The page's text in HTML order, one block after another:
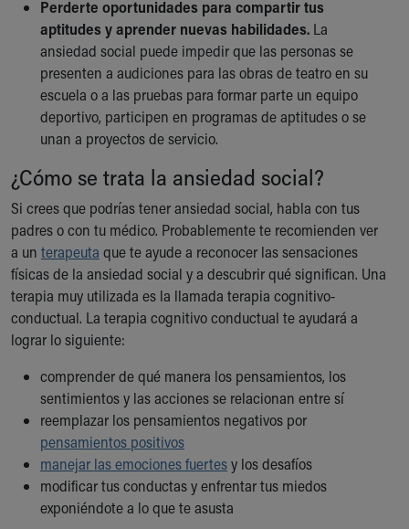
Perderte oportunidades para compartir tus
aptitudes y aprender nuevas habilidades. La
ansiedad social puede impedir que las personas se
presenten a audiciones para las obras de teatro en su
escuela o a las pruebas para formar parte un equipo
deportivo, participen en programas de aptitudes o se
unan a proyectos de servicio.
¿Cómo se trata la ansiedad social?
Si crees que podrías tener ansiedad social, habla con tus
padres o con tu médico. Probablemente te recomienden ver
a un terapeuta que te ayude a reconocer las sensaciones
físicas de la ansiedad social y a descubrir qué significan. Una
terapia muy utilizada es la llamada terapia cognitivo-
conductual. La terapia cognitivo conductual te ayudará a
lograr lo siguiente:
comprender de qué manera los pensamientos, los
sentimientos y las acciones se relacionan entre sí
reemplazar los pensamientos negativos por
pensamientos positivos
manejar las emociones fuertesy los desafíos
modificar tus conductas y enfrentar tus miedos
exponiéndote a lo que te asusta